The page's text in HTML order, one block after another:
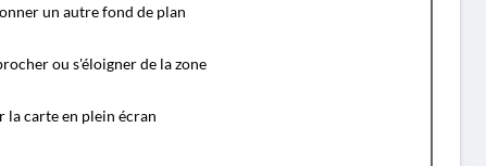
un autre fond de plan
ou s'éloigner de la zone
la carte en plein écran